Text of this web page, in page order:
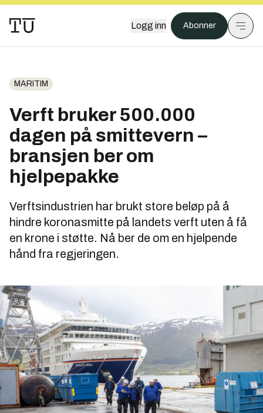
Logg inn Abonner
MARITIM
Verft bruker 500.000
dagen på smittevern –
bransjen ber om
hjelpepakke
Verftsindustrien har brukt store beløp på å
hindre koronasmitte på landets verft uten å få
en krone i støtte. Nå ber de om en hjelpende
hånd fra regjeringen.